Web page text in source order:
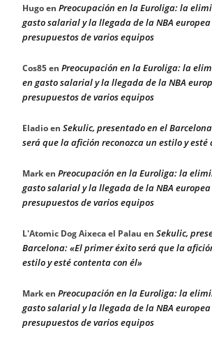
Hugoen Preocupación en la Euroliga: la
gasto salarial y la llegada de la NBA
presupuestos de varios equipos
Cos85en Preocupación en la Euroliga: la
en gasto salarial y la llegada de la NBA
presupuestos de varios equipos
Eladioen Sekulic, presentado en el
será que la afición reconozca un estilo y esté
Marken Preocupación en la Euroliga: la
gasto salarial y la llegada de la NBA
presupuestos de varios equipos
L'Atomic Dog Aixeca el Palau en Sekulic,
Barcelona: «El primer éxito será que la
estilo y esté contenta con él»
Marken Preocupación en la Euroliga: la
gasto salarial y la llegada de la NBA
presupuestos de varios equipos